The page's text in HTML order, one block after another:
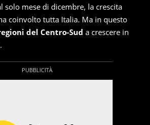
solo mese di dicembre, la crescita
coinvolto tutta Italia. Ma in questo
del Centro-Sud a crescere in